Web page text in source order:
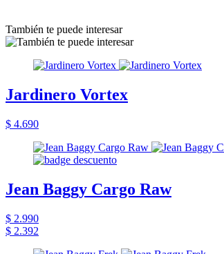
También te puede interesar
Jardinero Vortex
$ 4.690
Jean Baggy Cargo Raw
$ 2.990
$ 2.392